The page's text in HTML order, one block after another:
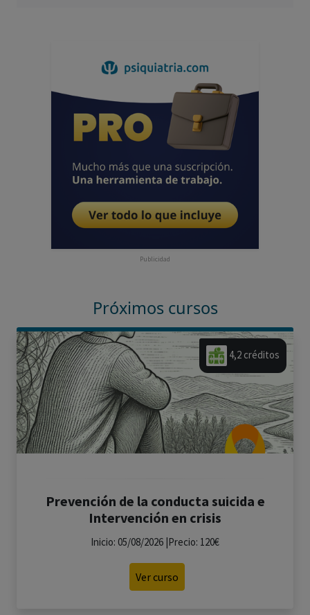
Publicidad
Próximos cursos
4,2 créditos
Prevención de la conducta suicida e
Intervención en crisis
Inicio: 05/08/2026 |Precio: 120€
Ver curso